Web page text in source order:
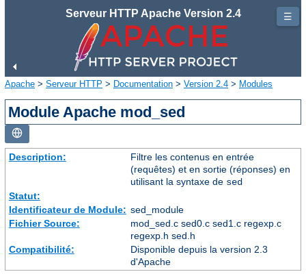
Serveur HTTP Apache Version 2.4
Apache > Serveur HTTP > Documentation > Version 2.4 > Modules
Module Apache mod_sed
Description:
Filtre les contenus en entrée
(requêtes) et en sortie (réponses) en
utilisant la syntaxe de sed
Statut:
Identificateur de Module: sed_module
Fichier Source:
mod_sed.c sed0.c sed1.c regexp.c
regexp.h sed.h
Compatibilité:
Disponible depuis la version 2.3
d'Apache
☰